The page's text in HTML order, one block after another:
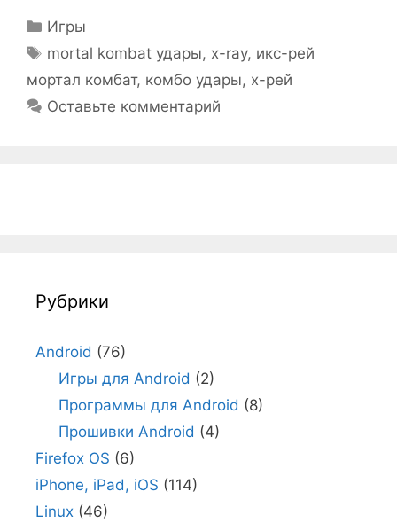
Рубрики
Игры
Метки
mortal kombat удары, x-ray, икс-рей
мортал комбат, комбо удары, х-рей
Оставьте комментарий
Рубрики
Android (76)
Игры для Android (2)
Программы для Android (8)
Прошивки Android (4)
Firefox OS (6)
iPhone, iPad, iOS (114)
Linux (46)